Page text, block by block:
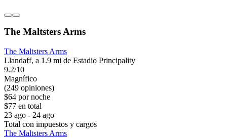
The Maltsters Arms
The Maltsters Arms
Llandaff, a 1.9 mi de Estadio Principality
9.2/10
Magnífico
(249 opiniones)
$64 por noche
$77 en total
23 ago - 24 ago
Total con impuestos y cargos
The Maltsters Arms